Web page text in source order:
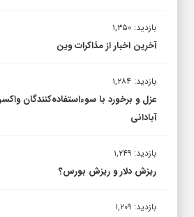
بازدید: ۱,۳۵۰
آخرین اخبار از مذاکرات وین
بازدید: ۱,۲۸۴
عزل و برخورد با سوءاستفاده‌کنندگان
آبادانی
بازدید: ۱,۲۴۹
ریزش دلار و ریزش بورس؟
بازدید: ۱,۲۰۹